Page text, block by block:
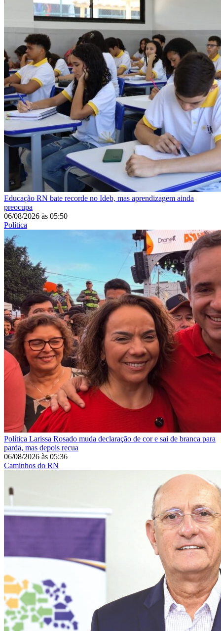
Educação RN bate recorde no Ideb, mas aprendizagem ainda
preocupa
06/08/2026 às 05:50
Política
Política Larissa Rosado muda declaração de cor e sai de branca para
parda, mas depois recua
06/08/2026 às 05:36
Caminhos do RN